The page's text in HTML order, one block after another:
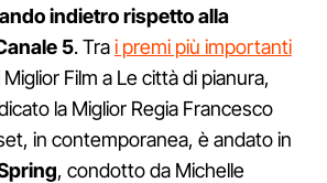
indietro rispetto alla
5. Trai premi più importanti
Film a Le città di pianura,
la Miglior Regia Francesco
in contemporanea, è andato in
, condotto da Michelle